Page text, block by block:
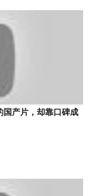
国产片，却靠口碑成